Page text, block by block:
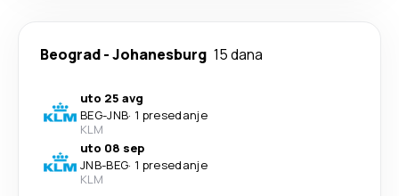
Beograd-Johanesburg 15 dana
uto 25 avg
BEG-JNB· 1 presedanje
KLM
uto 08 sep
JNB-BEG· 1 presedanje
KLM